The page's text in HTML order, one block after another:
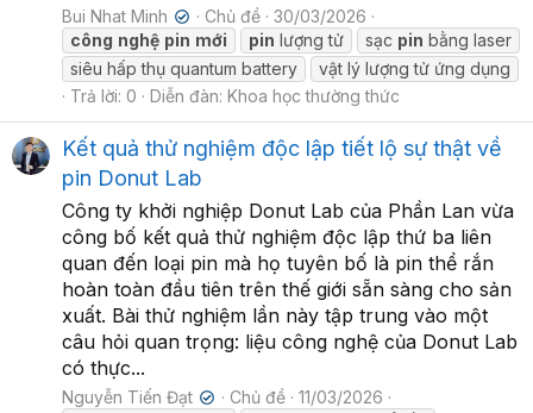
Bui Nhat Minh ✔ Chủ đề
30/03/2026
công nghệ pin mới pin lượng tử sạc pin bằng laser
siêu hấp thụ quantum battery
vật lý lượng tử ứng dụng
Trả lời: 0
Diễn đàn: Khoa học thường thức
Kết quả thử nghiệm độc lập tiết lộ sự thật về
pin Donut Lab
Công ty khởi nghiệp Donut Lab của Phần Lan vừa
công bố kết quả thử nghiệm độc lập thứ ba liên
quan đến loại pin mà họ tuyên bố là pin thể rắn
hoàn toàn đầu tiên trên thế giới sẵn sàng cho sản
xuất. Bài thử nghiệm lần này tập trung vào một
câu hỏi quan trọng: liệu công nghệ của Donut Lab
có thực...
Nguyễn Tiến Đạt ✔ Chủ đề
11/03/2026